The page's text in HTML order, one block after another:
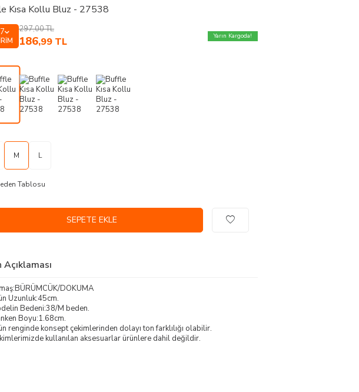
Kısa Kollu Bluz - 27538
297,00TL
186,99 TL Yarın Kargoda!
M L
Tablosu
SEPETE EKLE
Açıklaması
DOKUMA
Uzunluk:45cm.
Bedeni:38/M beden.
Boyu:1.68cm.
renginde konsept çekimlerinden dolayı ton farklılığı olabilir.
kullanılan aksesuarlar ürünlere dahil değildir.